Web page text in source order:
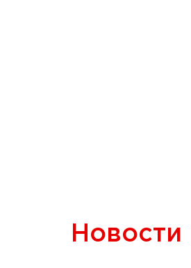
Новости